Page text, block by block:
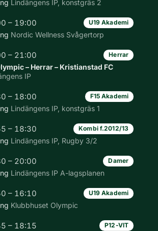
Lindängens IP, konstgräs 2
– 19:00 U19 Akademi
Nordic Wellness Svågertorp
– 21:00 Herrar
– Herrar – Kristianstad FC
IP
– 18:00 F15 Akademi
Lindängens IP, konstgräs 1
– 18:30 Kombi f.2012/13
Lindängens IP, Rugby 3/2
– 20:00 Damer
Lindängens IP A-lagsplanen
– 16:10 U19 Akademi
Klubbhuset Olympic
– 18:15 P12-VIT